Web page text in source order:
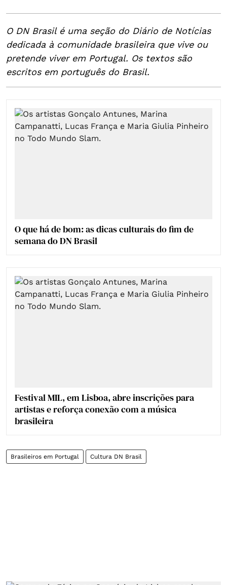
O DN Brasil é uma seção do Diário de Notícias
dedicada à comunidade brasileira que vive ou
pretende viver em Portugal. Os textos são
escritos em português do Brasil.
O que há de bom: as dicas culturais do fim de
semana do DN Brasil
Festival MIL, em Lisboa, abre inscrições para
artistas e reforça conexão com a música
brasileira
Brasileiros em Portugal Cultura DN Brasil